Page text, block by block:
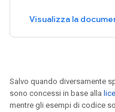
Visualizza la
Salvo quando diversamente
sono concessi in base alla
mentre gli esempi di codice